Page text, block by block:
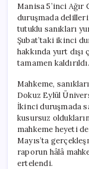
Manisa 5’inci Ağır
duruşmada
tutuklu sanıkları
Şubat’taki ikinci
hakkında yurt
tamamen kaldırıldı.
Mahkeme,
Dokuz Eylül
İkinci duruşmada
kusursuz
mahkeme heyeti
Mayıs’ta
raporun hâlâ
ertelendi.